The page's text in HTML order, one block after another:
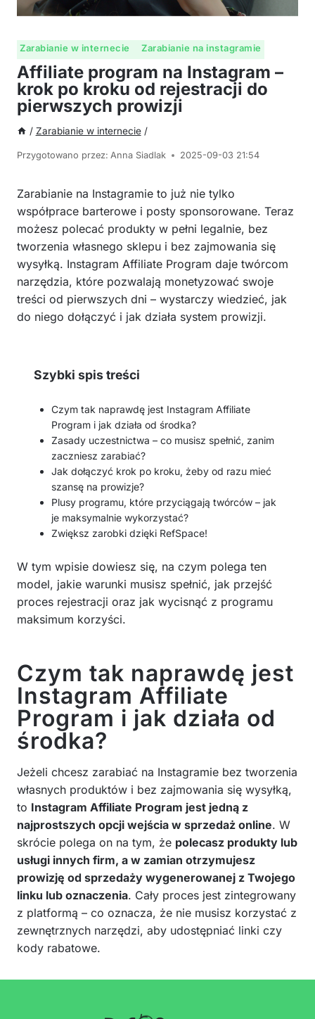
Zarabianie w internecie Zarabianie na instagramie
Affiliate program na Instagram –
krok po kroku od rejestracji do
pierwszych prowizji
/ Zarabianie w internecie /
Przygotowano przez: Anna Siadlak 2025-09-03 21:54
Zarabianie na Instagramie to już nie tylko
współprace barterowe i posty sponsorowane. Teraz
możesz polecać produkty w pełni legalnie, bez
tworzenia własnego sklepu i bez zajmowania się
wysyłką. Instagram Affiliate Program daje twórcom
narzędzia, które pozwalają monetyzować swoje
treści od pierwszych dni – wystarczy wiedzieć, jak
do niego dołączyć i jak działa system prowizji.
Szybki spis treści
Czym tak naprawdę jest Instagram Affiliate
Program i jak działa od środka?
Zasady uczestnictwa – co musisz spełnić, zanim
zaczniesz zarabiać?
Jak dołączyć krok po kroku, żeby od razu mieć
szansę na prowizje?
Plusy programu, które przyciągają twórców – jak
je maksymalnie wykorzystać?
Zwiększ zarobki dzięki RefSpace!
W tym wpisie dowiesz się, na czym polega ten
model, jakie warunki musisz spełnić, jak przejść
proces rejestracji oraz jak wycisnąć z programu
maksimum korzyści.
Czym tak naprawdę jest
Instagram Affiliate
Program i jak działa od
środka?
Jeżeli chcesz zarabiać na Instagramie bez tworzenia
własnych produktów i bez zajmowania się wysyłką,
to Instagram Affiliate Program jest jedną z
najprostszych opcji wejścia w sprzedaż online. W
skrócie polega on na tym, że polecasz produkty lub
usługi innych firm, a w zamian otrzymujesz
prowizję od sprzedaży wygenerowanej z Twojego
linku lub oznaczenia. Cały proces jest zintegrowany
z platformą – co oznacza, że nie musisz korzystać z
zewnętrznych narzędzi, aby udostępniać linki czy
kody rabatowe.